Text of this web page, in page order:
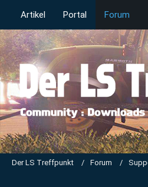
Artikel Portal Forum
Der LS Treffpunkt Forum